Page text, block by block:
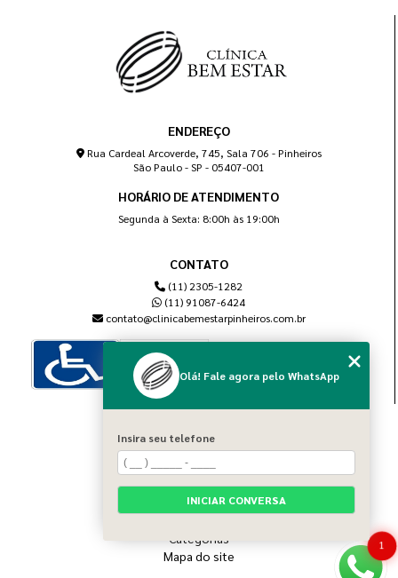
ENDEREÇO
Rua Cardeal Arcoverde, 745, Sala 706 - Pinheiros
São Paulo - SP - 05407-001
HORÁRIO DE ATENDIMENTO
Segunda à Sexta: 8:00h às 19:00h
CONTATO
(11) 2305-1282
(11) 91087-6424
contato@clinicabemestarpinheiros.com.br
Home
Sobre nós
Blog
Serviços
Categorias
Mapa do site
1
Olá! Fale agora pelo WhatsApp
Insira seu telefone
INICIAR CONVERSA